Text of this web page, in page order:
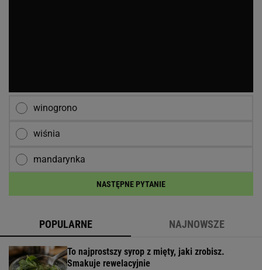
winogrono
wiśnia
mandarynka
NASTĘPNE PYTANIE
POPULARNE NAJNOWSZE
To najprostszy syrop z mięty, jaki zrobisz.
Smakuje rewelacyjnie